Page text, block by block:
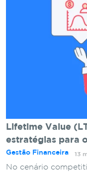
Lifetime Value
estratégias para
Gestão Financeira 13
No cenário